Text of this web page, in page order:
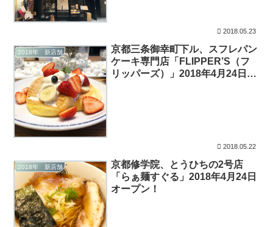
2018.05.23
2018年 新店舗
京都三条御幸町下ル、スフレパン
ケーキ専門店「FLIPPER’S（フ
リッパーズ）」2018年4月24日関
2018.05.22
2018年 新店舗
京都修学院、とうひちの2号店
「らぁ麺すぐる」2018年4月24日
オープン！